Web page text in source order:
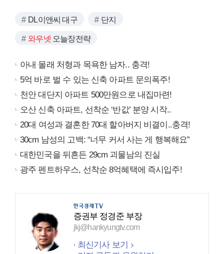
DL이앤씨 대구 단지
와우넷 오늘장전략
아내 몰래 처형과 목욕한 남자.. 충격!
5억 바로 벌 수 있는 신축 아파트 문의폭주!
천안 대단지 아파트 500만원으로 내집마련!
오산 신축 아파트, 선착순 ‘반값’ 분양 시작..
20대 여성과 결혼한 70대 할아버지 비결이..충격!
30cm 남성의 고백: “너무 커서 사는 게 행복해요”
대한민국을 뒤흔든 29cm 괴물남의 진실
광주 펜트하우스, 선착순 8억혜택에 즉시입주!
증권부 정경준 부장
jkj@hankyungtv.com
최신기사 보기